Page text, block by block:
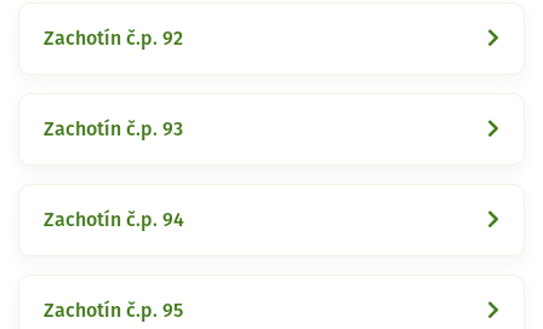
Zachotín č.p. 92
Zachotín č.p. 93
Zachotín č.p. 94
Zachotín č.p. 95